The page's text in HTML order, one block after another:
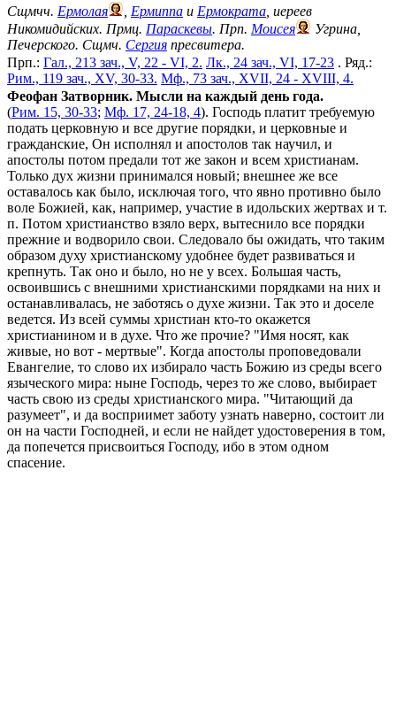
Сщмчч. Ермолая Ермиппа и Ермократа , иереев
Никомидийских. Прмц. Параскевы. Прп. Моисея
Угрина,
Печерского. Сщмч. Сергия пресвитера.
Прп.: Гал., 213 зач., V, 22 - VI, 2. Лк., 24 зач., VI, 17-23 . Ряд.:
Рим., 119 зач., XV, 30-33. Мф., 73 зач., XVII, 24 - XVIII, 4.
Феофан Затворник. Мысли на каждый день года.
(Рим. 15, 30-33; Мф. 17, 24-18, 4). Господь платит требуемую
подать церковную и все другие порядки, и церковные и
гражданские, Он исполнял и апостолов так научил, и
апостолы потом предали тот же закон и всем христианам.
Только дух жизни принимался новый; внешнее же все
оставалось как было, исключая того, что явно противно было
воле Божией, как, например, участие в идольских жертвах и т.
п. Потом христианство взяло верх, вытеснило все порядки
прежние и водворило свои. Следовало бы ожидать, что таким
образом духу христианскому удобнее будет развиваться и
крепнуть. Так оно и было, но не у всех. Большая часть,
освоившись с внешними христианскими порядками на них и
останавливалась, не заботясь о духе жизни. Так это и доселе
ведется. Из всей суммы христиан кто-то окажется
христианином и в духе. Что же прочие? "Имя носят, как
живые, но вот - мертвые". Когда апостолы проповедовали
Евангелие, то слово их избирало часть Божию из среды всего
языческого мира: ныне Господь, через то же слово, выбирает
часть свою из среды христианского мира. "Читающий да
разумеет", и да восприимет заботу узнать наверно, состоит ли
он на части Господней, и если не найдет удостоверения в том,
да попечется присвоиться Господу, ибо в этом одном
спасение.